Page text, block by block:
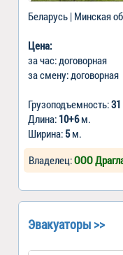
Беларусь | Минская
Цена:
за час: договорная
за смену: договорная
Грузоподъемность:31
Длина: 10+6м.
Ширина: 5м.
Владелец:ООО
Эвакуаторы >>